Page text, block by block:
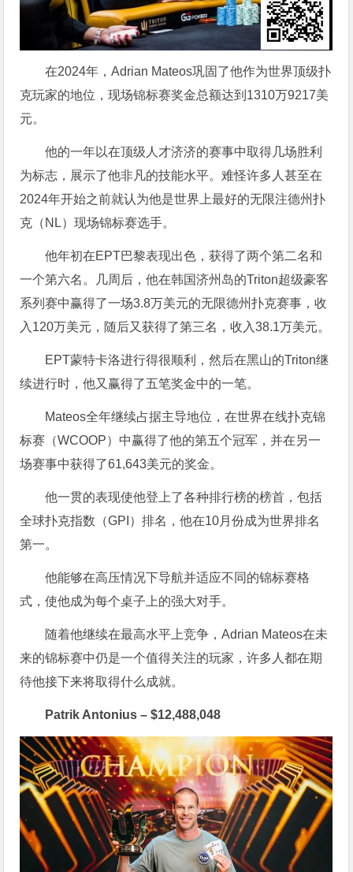
在2024年，Adrian Mateos巩固了他作为世界顶级扑
克玩家的地位，现场锦标赛奖金总额达到1310万9217美
元。
他的一年以在顶级人才济济的赛事中取得几场胜利
为标志，展示了他非凡的技能水平。难怪许多人甚至在
2024年开始之前就认为他是世界上最好的无限注德州扑
克（NL）现场锦标赛选手。
他年初在EPT巴黎表现出色，获得了两个第二名和
一个第六名。几周后，他在韩国济州岛的Triton超级豪客
系列赛中赢得了一场3.8万美元的无限德州扑克赛事，收
入120万美元，随后又获得了第三名，收入38.1万美元。
EPT蒙特卡洛进行得很顺利，然后在黑山的Triton继
续进行时，他又赢得了五笔奖金中的一笔。
Mateos全年继续占据主导地位，在世界在线扑克锦
标赛（WCOOP）中赢得了他的第五个冠军，并在另一
场赛事中获得了61,643美元的奖金。
他一贯的表现使他登上了各种排行榜的榜首，包括
全球扑克指数（GPI）排名，他在10月份成为世界排名
第一。
他能够在高压情况下导航并适应不同的锦标赛格
式，使他成为每个桌子上的强大对手。
随着他继续在最高水平上竞争，Adrian Mateos在未
来的锦标赛中仍是一个值得关注的玩家，许多人都在期
待他接下来将取得什么成就。
Patrik Antonius – $12,488,048